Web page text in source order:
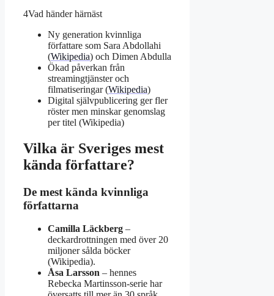
4Vad händer härnäst
Ny generation kvinnliga
författare som Sara Abdollahi
(Wikipedia) och Dimen Abdulla
Ökad påverkan från
streamingtjänster och
filmatiseringar (Wikipedia)
Digital självpublicering ger fler
röster men minskar genomslag
per titel (Wikipedia)
Vilka är Sveriges mest
kända författare?
De mest kända kvinnliga
författarna
Camilla Läckberg –
deckardrottningen med över 20
miljoner sålda böcker
(Wikipedia).
Åsa Larsson – hennes
Rebecka Martinsson-serie har